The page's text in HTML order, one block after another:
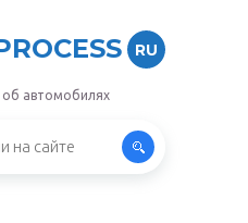
RU
автомобилях